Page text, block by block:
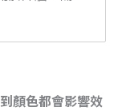
顏色都會影響效